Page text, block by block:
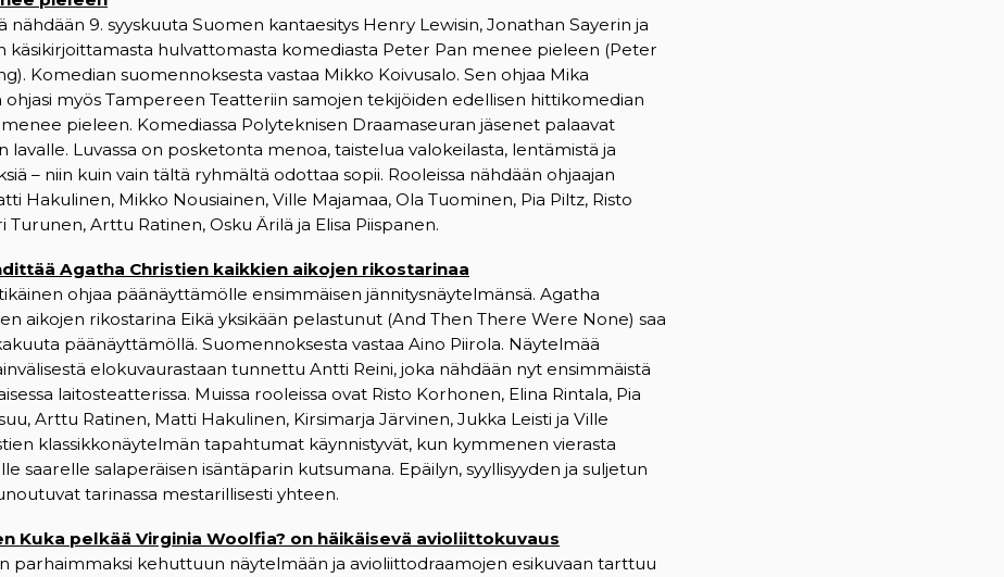
nähdään 9. syyskuuta Suomen kantaesitys Henry Lewisin, Jonathan Sayerin ja
käsikirjoittamasta hulvattomasta komediasta Peter Pan menee pieleen (Peter
Komedian suomennoksesta vastaa Mikko Koivusalo. Sen ohjaa Mika
ohjasi myös Tampereen Teatteriin samojen tekijöiden edellisen hittikomedian
pieleen. Komediassa Polyteknisen Draamaseuran jäsenet palaavat
lavalle. Luvassa on posketonta menoa, taistelua valokeilasta, lentämistä ja
– niin kuin vain tältä ryhmältä odottaa sopii. Rooleissa nähdään ohjaajan
Hakulinen, Mikko Nousiainen, Ville Majamaa, Ola Tuominen, Pia Piltz, Risto
Turunen, Arttu Ratinen, Osku Ärilä ja Elisa Piispanen.
Agatha Christien kaikkien aikojen rikostarinaa
ohjaa päänäyttämölle ensimmäisen jännitysnäytelmänsä. Agatha
aikojen rikostarina Eikä yksikään pelastunut (And Then There Were None) saa
päänäyttämöllä. Suomennoksesta vastaa Aino Piirola. Näytelmää
elokuvaurastaan tunnettu Antti Reini, joka nähdään nyt ensimmäistä
laitosteatterissa. Muissa rooleissa ovat Risto Korhonen, Elina Rintala, Pia
Arttu Ratinen, Matti Hakulinen, Kirsimarja Järvinen, Jukka Leisti ja Ville
klassikkonäytelmän tapahtumat käynnistyvät, kun kymmenen vierasta
saarelle salaperäisen isäntäparin kutsumana. Epäilyn, syyllisyyden ja suljetun
tarinassa mestarillisesti yhteen.
Kuka pelkää Virginia Woolfia? on häikäisevä avioliittokuvaus
parhaimmaksi kehuttuun näytelmään ja avioliittodraamojen esikuvaan tarttuu